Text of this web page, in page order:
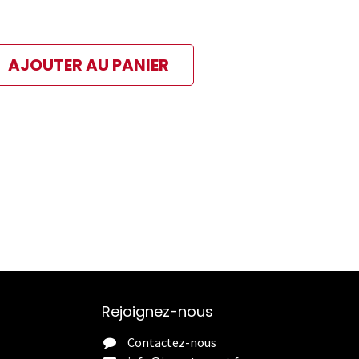
AJOUTER AU PANIER
sélectionné
Rejoignez-nous
Contactez-nous